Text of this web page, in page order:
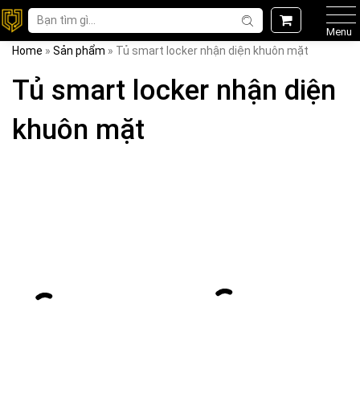
Menu
Home » Sản phẩm » Tủ smart locker nhận diện khuôn mặt
Tủ smart locker nhận diện
khuôn mặt